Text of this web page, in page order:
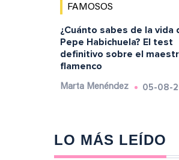
FAMOSOS
¿Cuánto sabes de la vida
Pepe Habichuela? El test
definitivo sobre el
flamenco
Marta Menéndez 05-08-
LO MÁS LEÍDO